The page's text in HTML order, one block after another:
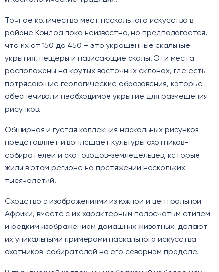
Точное количество мест наскального искусства в
районе Кондоа пока неизвестно, но предполагается,
что их от 150 до 450 – это украшенные скальные
укрытия, пещеры и нависающие скалы. Эти места
расположены на крутых восточных склонах, где есть
потрясающие геологические образования, которые
обеспечивали необходимое укрытие для размещения
рисунков.
Обширная и густая коллекция наскальных рисунков
представляет и воплощает культуры охотников-
собирателей и скотоводов-земледельцев, которые
жили в этом регионе на протяжении нескольких
тысячелетий.
Сходство с изображениями из южной и центральной
Африки, вместе с их характерным полосчатым стилем
и редким изображением домашних животных, делают
их уникальными примерами наскального искусства
охотников-собирателей на его северном пределе.